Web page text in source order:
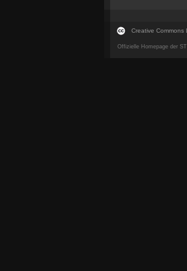
Creative Commons
Offizielle Homepage der